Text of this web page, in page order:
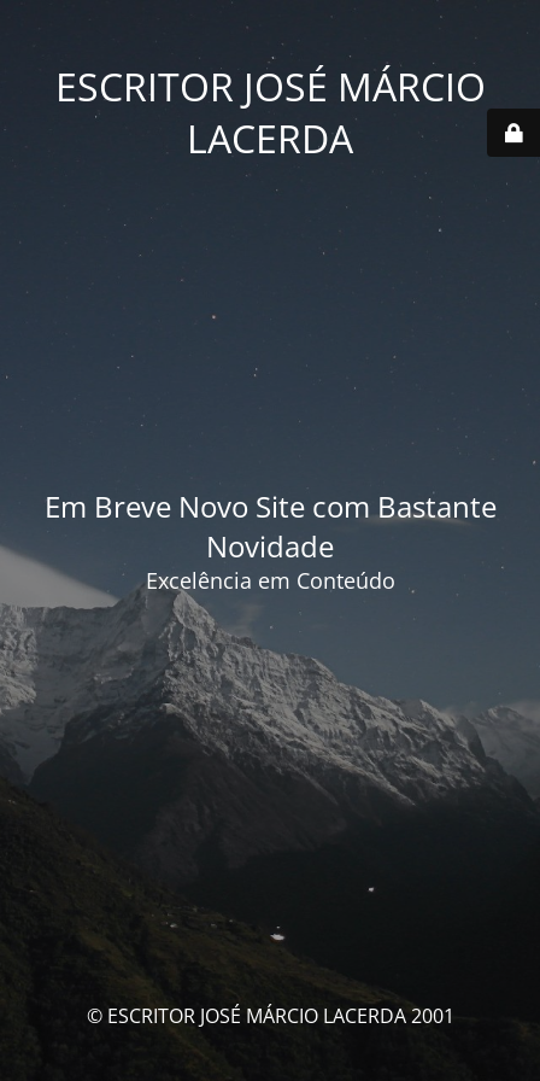
ESCRITOR JOSÉ MÁRCIO
LACERDA
Em Breve Novo Site com Bastante
Novidade
Excelência em Conteúdo
© ESCRITOR JOSÉ MÁRCIO LACERDA 2001